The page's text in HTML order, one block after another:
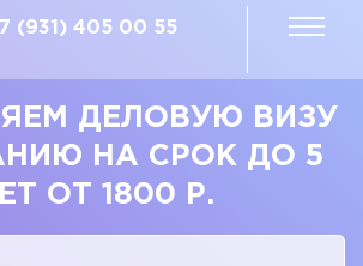
(931) 405 00 55
ДЕЛОВУЮ ВИЗУ
НА СРОК ДО 5
ОТ 1800 Р.